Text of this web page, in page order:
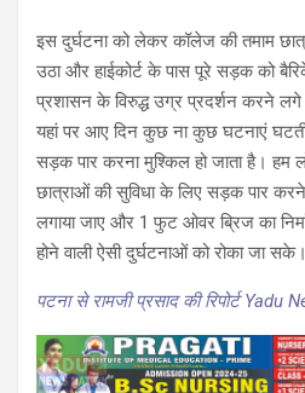
इस दुर्घटना को लेकर कॉलेज की तमाम
उठा और हाईकोर्ट के पास पूरे सड़क को
प्रशासन के विरुद्ध उग्र प्रदर्शन करने
यहां पर आए दिन कुछ ना कुछ घटनाएं
सड़क पार करना मुश्किल हो जाता है। हम
छात्राओं की सुविधा के लिए सड़क पार
लगाया जाए और 1 फुट ओवर ब्रिज का
होने वाली ऐसी दुर्घटनाओं को रोका जा सके।
पटना से रामजी प्रसाद की रिपोर्ट Yadu